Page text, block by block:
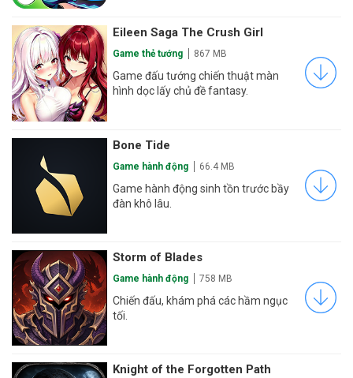
Eileen Saga The Crush Girl
Game thẻ tướng 867 MB
Game đấu tướng chiến thuật màn
hình dọc lấy chủ đề fantasy.
Bone Tide
Game hành động 66.4 MB
Game hành động sinh tồn trước bầy
đàn khô lâu.
Storm of Blades
Game hành động 758 MB
Chiến đấu, khám phá các hầm ngục
tối.
Knight of the Forgotten Path